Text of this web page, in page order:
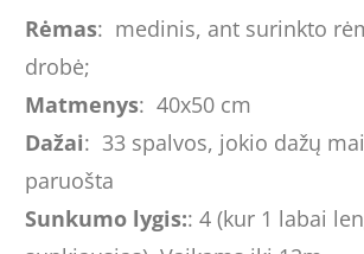
Rėmas: medinis, ant surinkto
drobė;
Matmenys: 40x50 cm
Dažai: 33 spalvos, jokio dažų
paruošta
Sunkumo lygis:: 4 (kur 1 labai